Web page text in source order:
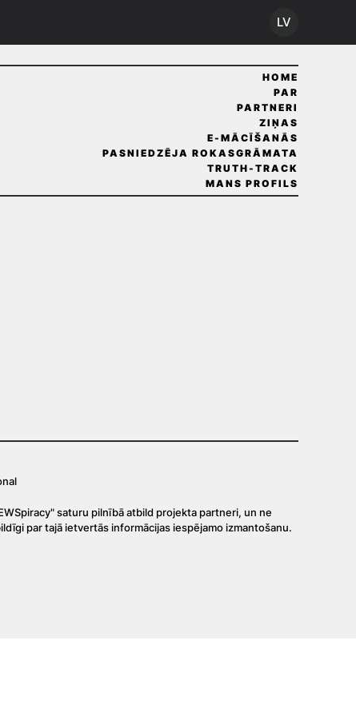
LV
HOME
PAR
PARTNERI
ZIŅAS
E-MĀCĪŠANĀS
PASNIEDZĒJA ROKASGRĀMATA
TRUTH-TRACK
MANS PROFILS
saturu pilnībā atbild projekta partneri, un ne
par tajā ietvertās informācijas iespējamo izmantošanu.